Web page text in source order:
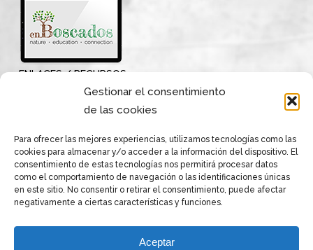
Gestionar el consentimiento
de las cookies
Para ofrecer las mejores experiencias, utilizamos tecnologías como las
cookies para almacenar y/o acceder a la información del dispositivo. El
consentimiento de estas tecnologías nos permitirá procesar datos
como el comportamiento de navegación o las identificaciones únicas
en este sitio. No consentir o retirar el consentimiento, puede afectar
negativamente a ciertas características y funciones.
Aceptar
ENLACES / RECURSOS